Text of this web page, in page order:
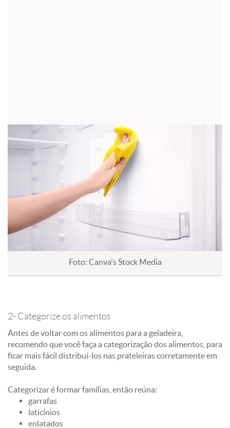
Foto: Canva's Stock Media
2- Categorize os alimentos
Antes de voltar com os alimentos para a geladeira,
recomendo que você faça a categorização dos alimentos, para
ficar mais fácil distribuí-los nas prateleiras corretamente em
seguida.
Categorizar é formar famílias, então reúna:
garrafas
laticínios
enlatados